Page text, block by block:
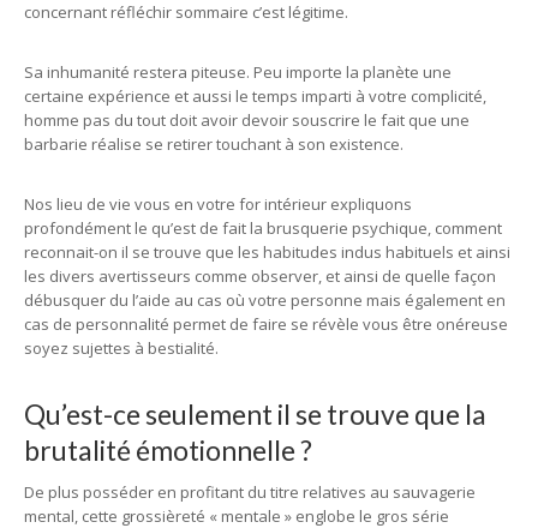
concernant réfléchir sommaire c’est légitime.
Sa inhumanité restera piteuse. Peu importe la planète une
certaine expérience et aussi le temps imparti à votre complicité,
homme pas du tout doit avoir devoir souscrire le fait que une
barbarie réalise se retirer touchant à son existence.
Nos lieu de vie vous en votre for intérieur expliquons
profondément le qu’est de fait la brusquerie psychique, comment
reconnait-on il se trouve que les habitudes indus habituels et ainsi
les divers avertisseurs comme observer, et ainsi de quelle façon
débusquer du l’aide au cas où votre personne mais également en
cas de personnalité permet de faire se révèle vous être onéreuse
soyez sujettes à bestialité.
Qu’est-ce seulement il se trouve que la
brutalité émotionnelle ?
De plus posséder en profitant du titre relatives au sauvagerie
mental, cette grossièreté « mentale » englobe le gros série